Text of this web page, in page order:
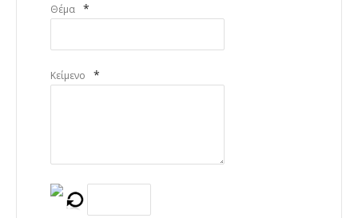
Θέμα *
Κείμενο *